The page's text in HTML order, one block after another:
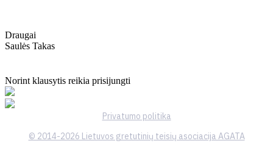
Draugai
Saulės Takas
Norint klausytis reikia prisijungti
Privatumo politika
© 2014-2026 Lietuvos gretutinių teisių asociacija AGATA